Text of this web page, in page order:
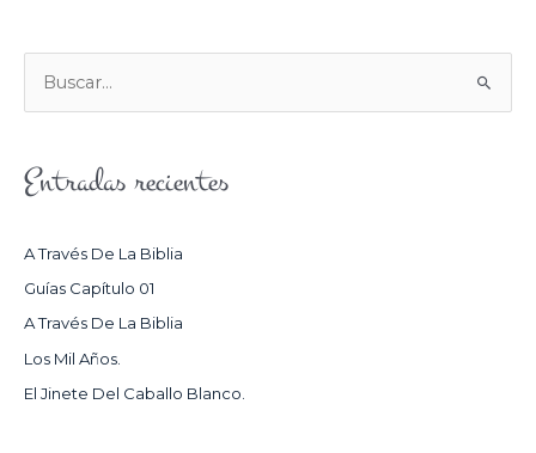
U
C
:
Entradas recientes
A Través De La Biblia
Guías Capítulo 01
A Través De La Biblia
Los Mil Años.
El Jinete Del Caballo Blanco.